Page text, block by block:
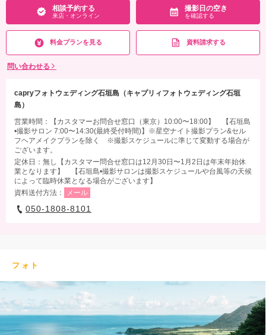
相談予約する
来店・オンライン
撮影日の空き
を確認する
料金プランを見る 資料請求する
問い合わせる
capryフォトウェディング石垣島（キャプリィフォトウェディング石垣
島）
営業時間：【カスタマーお問合せ窓口（東京）10:00〜18:00】 【石垣島
•撮影サロン 7:00〜14:30(最終受付時間)】※星空ナイト撮影プラン&セル
フヘアメイクプランを除く ※撮影スケジュールに準じて変動する場合が
ございます。
定休日：無し【カスタマー問合せ窓口は12月30日〜1月2日は年末年始休
業となります】 【石垣島•撮影サロンは撮影スケジュールや台風等の天候
によって臨時休業となる場合がございます】
資料送付方法：
メール
050-1808-8101
フォト